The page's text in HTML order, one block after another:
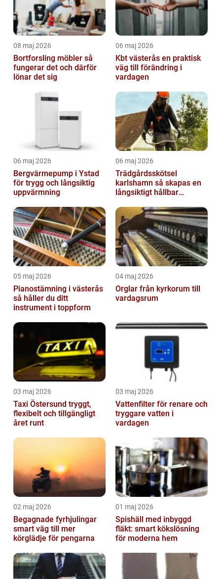
08 maj 2026
Bortforsling möbler så
fungerar det och därför
lönar det sig
06 maj 2026
Kbt västerås en praktisk
väg till förändring i
vardagen
06 maj 2026
Bergvärmepump i Ystad
för trygg och långsiktig
uppvärmning
06 maj 2026
Trädgårdsskötsel
karlshamn så skapas en
långsiktigt hållbar
05 maj 2026
Pianostämning i västerås
så håller du ditt
instrument i toppform
04 maj 2026
Orglar från kyrkorum till
vardagsrum
03 maj 2026
Taxi Östersund tryggt,
flexibelt och tillgängligt
året runt
03 maj 2026
Vattenfilter för renare och
tryggare vatten i
vardagen
02 maj 2026
Begagnade fyrhjulingar
smart väg till mer
körglädje för pengarna
01 maj 2026
Spishäll med inbyggd
fläkt: smart kökslösning
för moderna hem